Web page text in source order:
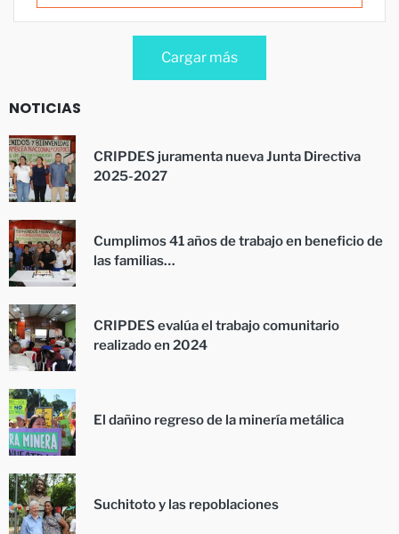
Cargar más
NOTICIAS
CRIPDES juramenta nueva Junta Directiva
2025-2027
Cumplimos 41 años de trabajo en beneficio de
las familias…
CRIPDES evalúa el trabajo comunitario
realizado en 2024
El dañino regreso de la minería metálica
Suchitoto y las repoblaciones